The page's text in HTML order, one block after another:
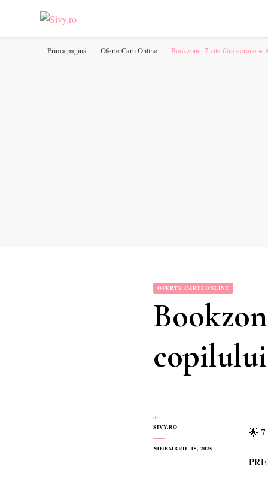
Prima pagină Oferte Carti Online Bookzone: 7 zile fără ecrane +
OFERTE CARTI ONLINE
de
SIVY.RO
NOIEMBRIE 15, 2025
🌟 7